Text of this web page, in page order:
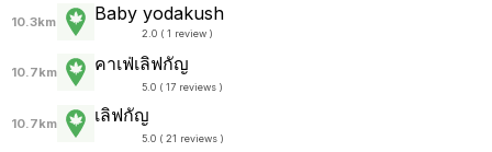
10.3km Baby yodakush
2.0 ( 1 review )
10.7km คาเฟ่เลิฟกัญ
5.0 ( 17 reviews )
10.7km เลิฟกัญ
5.0 ( 21 reviews )